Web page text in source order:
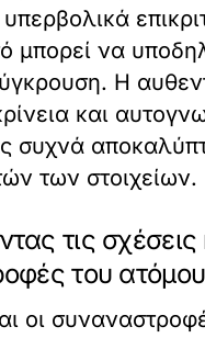
μπορεί να
Η
και
συχνά
των στοιχείων.
τις σχέσεις
του ατόμου
οι